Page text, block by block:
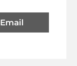
Email